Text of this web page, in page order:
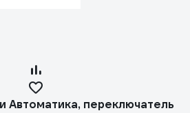
Автоматика, переключатель